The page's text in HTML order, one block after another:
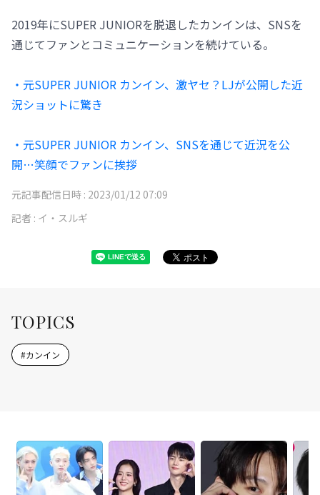
2019年にSUPER JUNIORを脱退したカンインは、SNSを
通じてファンとコミュニケーションを続けている。
・元SUPER JUNIOR カンイン、激ヤセ？LJが公開した近
況ショットに驚き
・元SUPER JUNIOR カンイン、SNSを通じて近況を公
開…笑顔でファンに挨拶
元記事配信日時 : 2023/01/12 07:09
記者 : イ・スルギ
TOPICS
#カンイン